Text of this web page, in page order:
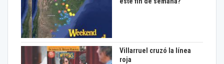
Villarruel cruzó la línea
roja